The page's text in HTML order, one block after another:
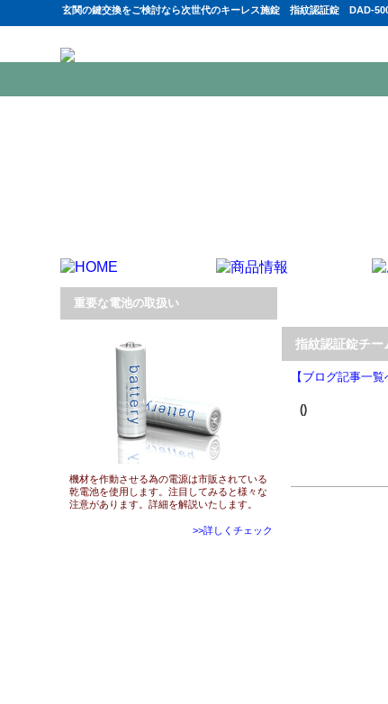
玄関の鍵交換をご検討なら次世代のキーレス施錠 指紋認証錠 DAD-
重要な電池の取扱い
機材を作動させる為の電源は市販されている
乾電池を使用します。注目してみると様々な
注意があります。詳細を解説いたします。
>>詳しくチェック
指紋認証錠チ
【ブログ記事一覧
()